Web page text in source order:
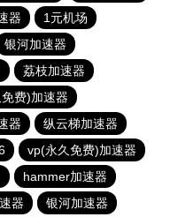
器
1元机场
银河加速器
荔枝加速器
费)加速器
器
纵云梯加速器
vp(永久免费)加速器
hammer加速器
器 银河加速器